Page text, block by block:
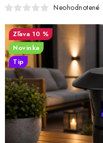
ELEKTROMATERIÁL
VENTILÁTORY
SAMSUNG SVIETIDLÁ
SOLÁRNE SYSTÉMY
Neohodnotené
10 %
Novinka
Tip